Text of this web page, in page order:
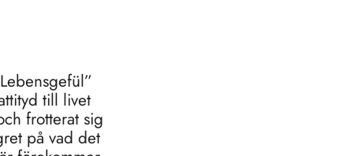
till livet
frotterat sig
på vad det